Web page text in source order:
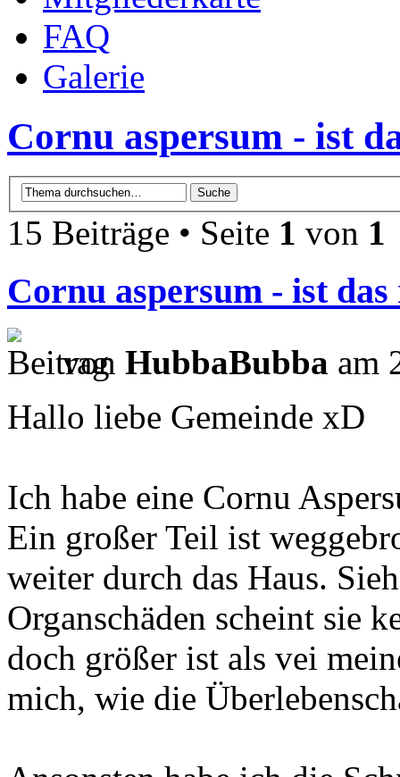
FAQ
Galerie
Cornu aspersum - ist
15 Beiträge • Seite 1 von 1
Cornu aspersum - ist
von HubbaBubba am
Hallo liebe Gemeinde xD
Ich habe eine Cornu
Ein großer Teil ist
weiter durch das Haus.
Organschäden scheint sie
doch größer ist als vei
mich, wie die